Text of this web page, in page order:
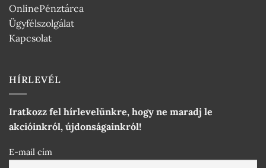
OnlinePénztárca
Ügyfélszolgálat
Kapcsolat
HÍRLEVÉL
Iratkozz fel hírlevelünkre, hogy ne maradj le
akcióinkról, újdonságainkról!
E-mail cím